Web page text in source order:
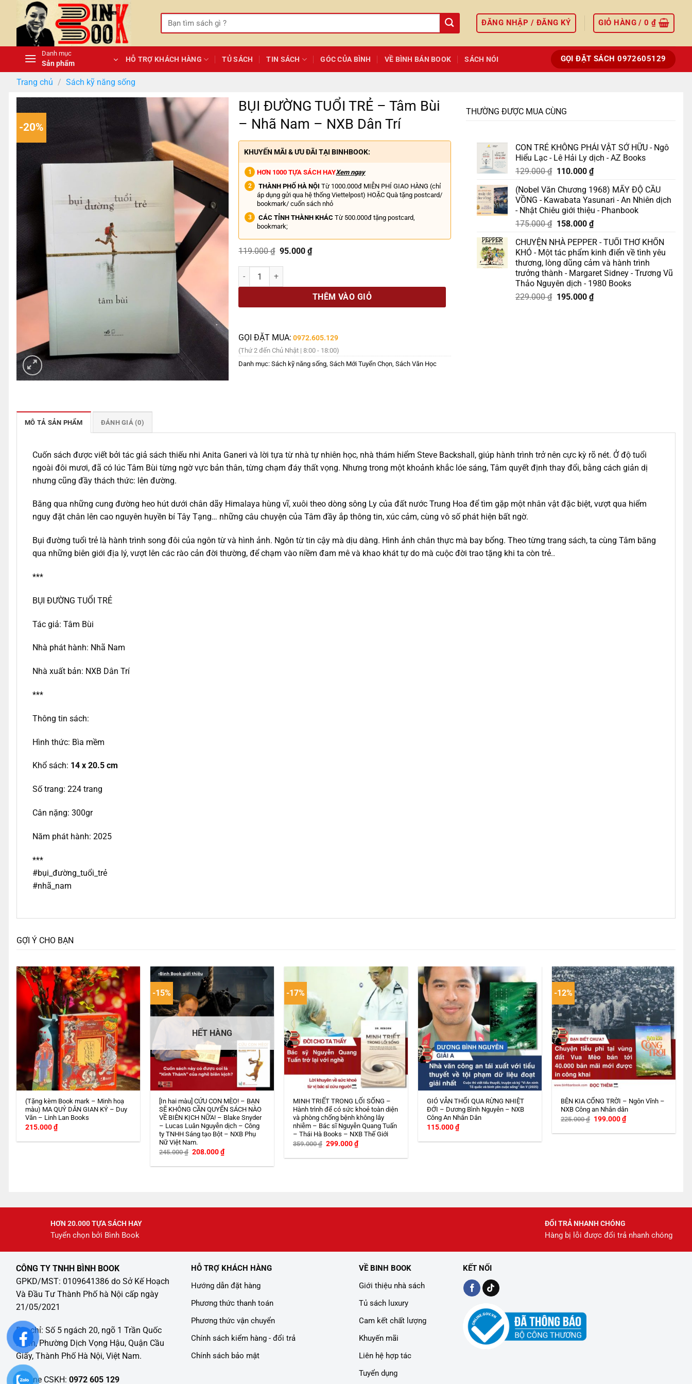
dung
Tìm
kiếm:
ĐĂNG NHẬP / ĐĂNG KÝ GIỎ HÀNG /0₫
Danh mục
Sản phẩm HỖ TRỢ KHÁCH HÀNG TỦ SÁCH TIN SÁCH GÓC CỦA BÌNH VỀ BÌNH BÁN BOOK SÁCH NÓI GỌI ĐẶT SÁCH 0972605129
Trang chủ / Sách kỹ năng sống
-20%
BỤI ĐƯỜNG TUỔI TRẺ – Tâm Bùi
– Nhã Nam – NXB Dân Trí
KHUYẾN MÃI & ƯU ĐÃI TẠI BINHBOOK:
HƠN 1000 TỰA SÁCH HAYXem ngay
THÀNH PHỐ HÀ NỘI Từ 1000.000đ MIỄN PHÍ GIAO HÀNG (chỉ
áp dụng gửi qua hệ thống Viettelpost) HOẶC Quà tặng postcard/
bookmark/ cuốn sách nhỏ
CÁC TỈNH THÀNH KHÁC Từ 500.000đ tặng postcard,
bookmark;
119.000₫ Giá
là:
95.000₫Giá
BỤI ĐƯỜNG TUỔI TRẺ – Tâm Bùi – Nhã Nam – NXB Dân Trí số lượng
THÊM VÀO GIỎ
GỌI ĐẶT MUA: 0972.605.129
(Thứ 2 đến Chủ Nhật | 8:00 - 18:00)
Danh mục:Sách kỹ năng sống,Sách Mới Tuyển Chọn,Sách Văn Học
THƯỜNG ĐƯỢC MUA CÙNG
CON TRẺ KHÔNG PHẢI VẬT SỞ HỮU - Ngô
Hiểu Lạc - Lê Hải Ly dịch - AZ Books
129.000₫ Giá
là:
129.000 ₫.
110.000 ₫Giá
tại
là:
110.000 ₫.
(Nobel Văn Chương 1968) MẤY ĐỘ CẦU
VỒNG - Kawabata Yasunari - An Nhiên dịch
- Nhật Chiêu giới thiệu - Phanbook
175.000₫ Giá
là:
175.000 ₫.
158.000 ₫Giá
tại
là:
158.000 ₫.
CHUYỆN NHÀ PEPPER - TUỔI THƠ KHỐN
KHÓ - Một tác phẩm kinh điển về tình yêu
thương, lòng dũng cảm và hành trình
trưởng thành - Margaret Sidney - Trương Vũ
Thảo Nguyên dịch - 1980 Books
229.000₫ Giá
195.000 ₫Giá
MÔ TẢ SẢN PHẨM ĐÁNH GIÁ (0)
Cuốn sách được viết bởi tác giả sách thiếu nhi Anita Ganeri và lời tựa từ nhà tự nhiên học, nhà thám hiểm Steve Backshall, giúp hành trình trở nên cực kỳ rõ nét. Ở độ tuổi
ngoài đôi mươi, đã có lúc Tâm Bùi từng ngờ vực bản thân, từng chạm đáy thất vọng. Nhưng trong một khoảnh khắc lóe sáng, Tâm quyết định thay đổi, bằng cách giản dị
nhưng cũng đầy thách thức: lên đường.
Băng qua những cung đường heo hút dưới chân dãy Himalaya hùng vĩ, xuôi theo dòng sông Ly của đất nước Trung Hoa để tìm gặp một nhân vật đặc biệt, vượt qua hiểm
nguy đặt chân lên cao nguyên huyền bí Tây Tạng… những câu chuyện của Tâm đầy ắp thông tin, xúc cảm, cùng vô số phát hiện bất ngờ.
Bụi đường tuổi trẻ là hành trình song đôi của ngôn từ và hình ảnh. Ngôn từ tin cậy mà dịu dàng. Hình ảnh chân thực mà bay bổng. Theo từng trang sách, ta cùng Tâm băng
qua những biên giới địa lý, vượt lên các rào cản đời thường, để chạm vào niềm đam mê và khao khát tự do mà cuộc đời trao tặng khi ta còn trẻ..
***
BỤI ĐƯỜNG TUỔI TRẺ
Tác giả: Tâm Bùi
Nhà phát hành: Nhã Nam
Nhà xuất bản: NXB Dân Trí
***
Thông tin sách:
Hình thức: Bìa mềm
Khổ sách: 14 x 20.5 cm
Số trang: 224 trang
Cân nặng: 300gr
Năm phát hành: 2025
***
#bụi_đường_tuổi_trẻ
#nhã_nam
GỢI Ý CHO BẠN
(Tặng kèm Book mark – Minh hoạ
màu) MA QUỶ DÂN GIAN KÝ – Duy
Văn – Linh Lan Books
215.000₫
-15%
HẾT HÀNG
[In hai màu] CỨU CON MÈO! – BẠN
SẼ KHÔNG CẦN QUYỂN SÁCH NÀO
VỀ BIÊN KỊCH NỮA! – Blake Snyder
– Lucas Luân Nguyễn dịch – Công
ty TNHH Sáng tạo Bột – NXB Phụ
Nữ Việt Nam.
245.000₫ Giá
là:
208.000₫Giá
hiện
tại
-17%
MINH TRIẾT TRONG LỐI SỐNG –
Hành trình để có sức khoẻ toàn diện
và phòng chống bệnh không lây
nhiễm – Bác sĩ Nguyễn Quang Tuấn
– Thái Hà Books – NXB Thế Giới
359.000₫ Giá
là:
299.000₫Giá
hiện
tại
GIÓ VẪN THỔI QUA RỪNG NHIỆT
ĐỚI – Dương Bình Nguyên – NXB
Công An Nhân Dân
115.000₫
-12%
BÊN KIA CỔNG TRỜI – Ngôn Vĩnh –
NXB Công an Nhân dân
225.000₫ Giá
là:
199.000₫Giá
hiện
tại
HƠN 20.000 TỰA SÁCH HAY
Tuyển chọn bởi Bình Book
ĐỔI TRẢ NHANH CHÓNG
Hàng bị lỗi được đổi trả nhanh chóng
CÔNG TY TNHH BÌNH BOOK
GPKD/MST: 0109641386 do Sở Kế Hoạch
Và Đầu Tư Thành Phố hà Nội cấp ngày
21/05/2021
Địa chỉ: Số 5 ngách 20, ngõ 1 Trần Quốc
Hoàn, Phường Dịch Vọng Hậu, Quận Cầu
Giấy, Thành Phố Hà Nội, Việt Nam.
Hotline CSKH: 0972 605 129
HỖ TRỢ KHÁCH HÀNG
Hướng dẫn đặt hàng
Phương thức thanh toán
Phương thức vận chuyển
Chính sách kiểm hàng - đổi trả
Chính sách bảo mật
VỀ BINH BOOK
Giới thiệu nhà sách
Tủ sách luxury
Cam kết chất lượng
Khuyến mãi
Liên hệ hợp tác
Tuyển dụng
KẾT NỐI